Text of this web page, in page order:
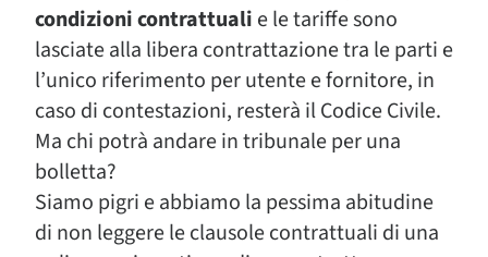
condizioni contrattuali e le tariffe sono
lasciate alla libera contrattazione tra le parti e
l’unico riferimento per utente e fornitore, in
caso di contestazioni, resterà il Codice Civile.
Ma chi potrà andare in tribunale per una
bolletta?
Siamo pigri e abbiamo la pessima abitudine
di non leggere le clausole contrattuali di una